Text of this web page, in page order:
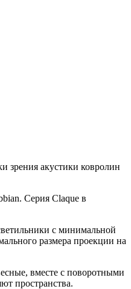
зрения акустики ковролин
Серия Claque в
с минимальной
размера проекции на
вместе с поворотными
пространства.